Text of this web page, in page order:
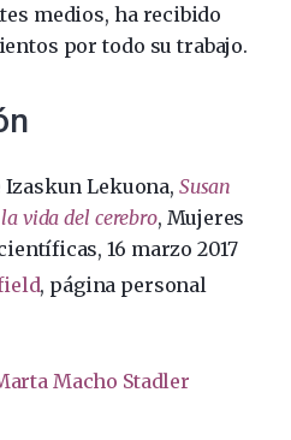
medios, ha recibido
por todo su trabajo.
Lekuona, Susan
vida del cerebro, Mujeres
16 marzo 2017
, página personal
Macho Stadler